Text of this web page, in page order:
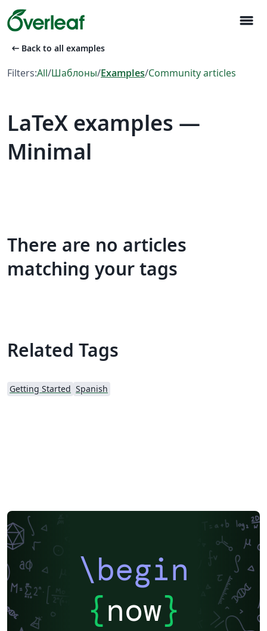
menu
arrow_left_alt Back to all examples
Filters:All/Шаблоны/Examples/Community articles
LaTeX examples —
Minimal
There are no articles
matching your tags
Related Tags
Getting Started Spanish
\begin
{now}